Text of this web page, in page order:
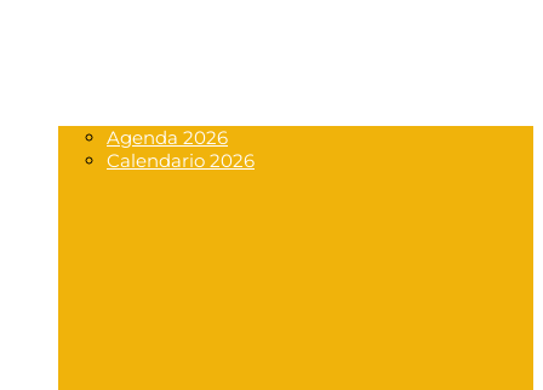
Agenda 2026
Calendario 2026